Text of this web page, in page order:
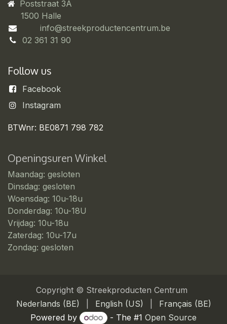
Poststraat 3A
​1500 Halle
info@streekproductencentrum.be
02 361 31 90
Follow us
Facebook
Instagram
BTWnr: BE0871 798 782
Openingsuren Winkel
Maandag: gesloten
Dinsdag: gesloten
Woensdag: 10u-18u
Donderdag: 10u-18U
Vrijdag: 10u-18u
Zaterdag: 10u-17u
Zondag: gesloten
Copyright © Streekproducten Centrum
Nederlands (BE)
English (US)
Français (BE)
Powered by
- The #1 Open Source